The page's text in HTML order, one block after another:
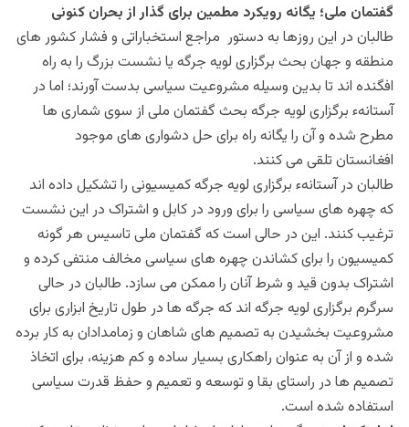
گفتمان ملی؛ یگانه رویکرد مطمین برای گذار از بحران کنونی
طالبان در این روزها به دستور مراجع استخباراتی و فشار کشور های
منطقه و جهان بحث برگزاری لویه جرگه یا نشست بزرگ را به راه
افگنده اند تا بدین وسیله مشروعيت سیاسی بدست آورند؛ اما در
آستانهء برگزاری لویه جرگه بحث گفتمان ملی از سوی شماری ها
مطرح شده و آن را یگانه راه برای حل دشواری های موجود
افغانستان تلقی می کنند.
طالبان در آستانهء برگزاری لویه جرگه کمیسیونی را تشکیل داده اند
که چهره های سیاسی را برای ورود در کابل و اشتراک در این نشست
ترغیب کنند. این در حالی است که گفتمان ملی تاسیس هر گونه
کمیسیون را برای کشاندن چهره های سياسی مخالف منتفی کرده و
اشتراک بدون قید و شرط آنان را ممکن می سازد. طالبان در حالی
سرگرم برگزاری لویه جرگه اند که جرگه ها در طول تاریخ ابزاری برای
مشروعیت‌ بخشیدن به تصمیم های شاهان و زمامدادان به کار برده
شده و از آن به عنوان راهکاری بسیار ساده و کم هزینه، برای اتخاذ
تصمیم ها در راستای بقا و توسعه و تعمیم و حفظ قدرت سیاسی
استفاده شده است.